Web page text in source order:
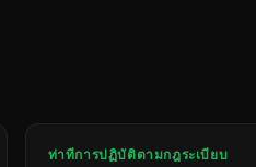
ท่าทีการปฏิบัติตามกฎระเบียบ